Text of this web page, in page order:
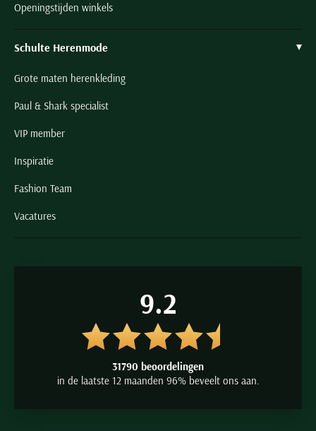
Openingstijden winkels
Schulte Herenmode
Grote maten herenkleding
Paul & Shark specialist
VIP member
Inspiratie
Fashion Team
Vacatures
9.2
31790 beoordelingen
in de laatste 12 maanden 96% beveelt ons aan.